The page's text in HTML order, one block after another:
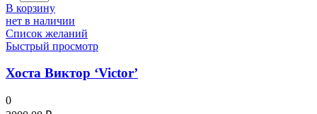
В корзину
нет в наличии
Список желаний
Быстрый просмотр
Хоста Виктор ‘Victor’
0